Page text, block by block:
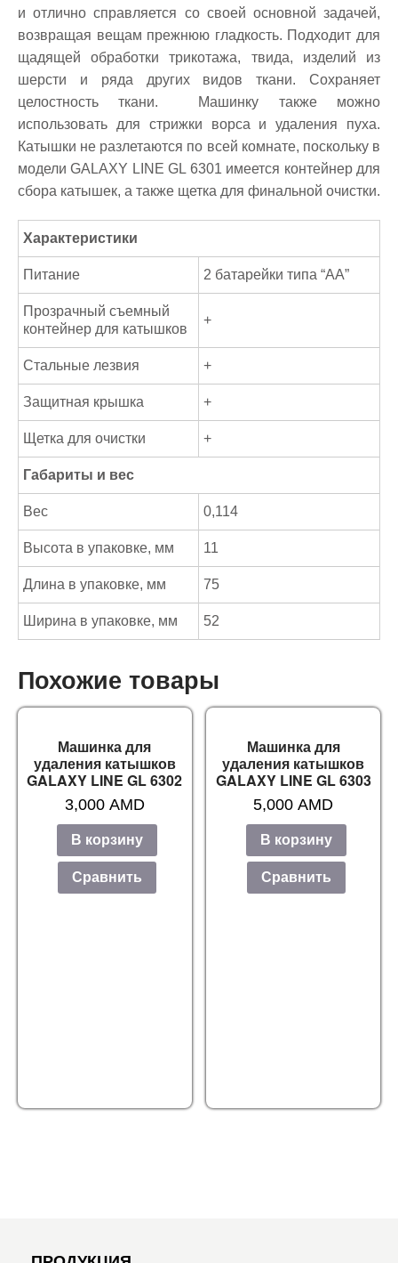
и отлично справляется со своей основной задачей,
возвращая вещам прежнюю гладкость. Подходит для
щадящей обработки трикотажа, твида, изделий из
шерсти и ряда других видов ткани. Сохраняет
целостность ткани. Машинку также можно
использовать для стрижки ворса и удаления пуха.
Катышки не разлетаются по всей комнате, поскольку в
модели GALAXY LINE GL 6301 имеется контейнер для
сбора катышек, а также щетка для финальной очистки.
Характеристики
Питание 2 батарейки типа “АА”
Прозрачный съемный
контейнер для катышков
+
Стальные лезвия +
Защитная крышка +
Щетка для очистки +
Габариты и вес
Вес 0,114
Высота в упаковке, мм 11
Длина в упаковке, мм 75
Ширина в упаковке, мм 52
Похожие товары
Машинка для
удаления катышков
GALAXY LINE GL 6302
3,000 AMD
В корзину
Сравнить
Машинка для
удаления катышков
GALAXY LINE GL 6303
5,000AMD
В корзину
Сравнить